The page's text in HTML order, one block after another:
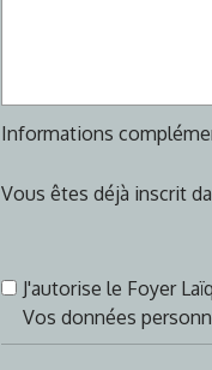
Informations
Vous êtes déjà inscrit
J'autorise le Foyer
Vos données